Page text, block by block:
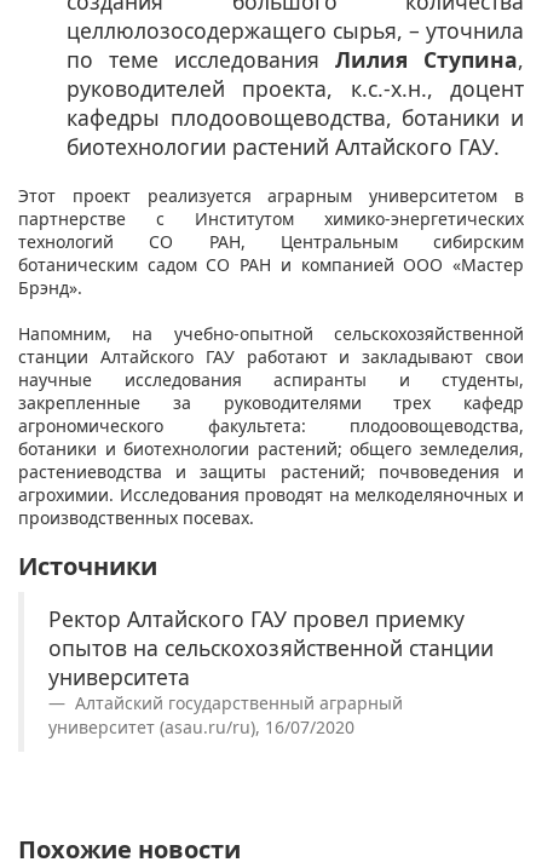
целлюлозосодержащего сырья, – уточнила
по теме исследования Лилия Ступина,
руководителей проекта, к.с.-х.н., доцент
кафедры плодоовощеводства, ботаники и
биотехнологии растений Алтайского ГАУ.
Этот проект реализуется аграрным университетом в
партнерстве с Институтом химико-энергетических
технологий СО РАН, Центральным сибирским
ботаническим садом СО РАН и компанией ООО «Мастер
Брэнд».
Напомним, на учебно-опытной сельскохозяйственной
станции Алтайского ГАУ работают и закладывают свои
научные исследования аспиранты и студенты,
закрепленные за руководителями трех кафедр
агрономического факультета: плодоовощеводства,
ботаники и биотехнологии растений; общего земледелия,
растениеводства и защиты растений; почвоведения и
агрохимии. Исследования проводят на мелкоделяночных и
производственных посевах.
Источники
Ректор Алтайского ГАУ провел приемку
опытов на сельскохозяйственной станции
университета
Алтайский государственный аграрный
университет (asau.ru/ru), 16/07/2020
Похожие новости